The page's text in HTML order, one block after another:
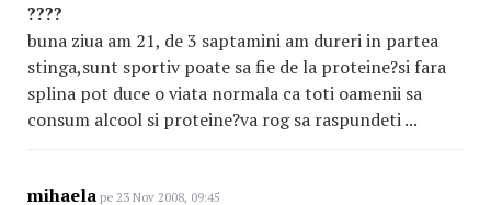
????
buna ziua am 21, de 3 saptamini am dureri in partea
stinga,sunt sportiv poate sa fie de la proteine?si fara
splina pot duce o viata normala ca toti oamenii sa
consum alcool si proteine?va rog sa raspundeti ...
mihaela pe 23 Nov 2008, 09:45